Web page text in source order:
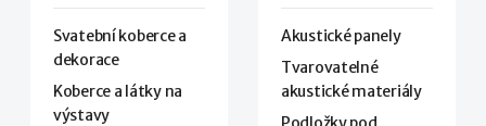
Svatební koberce a
dekorace
Koberce a látky na
výstavy
Akustické panely
Tvarovatelné
akustické materiály